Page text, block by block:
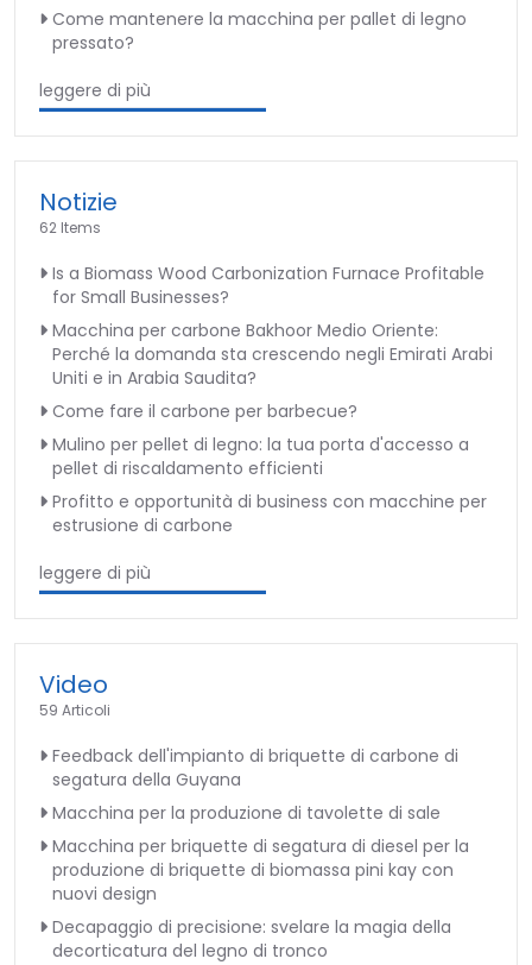
Come mantenere la macchina per pallet di legno
pressato?
leggere di più
Notizie
62 Items
Is a Biomass Wood Carbonization Furnace Profitable
for Small Businesses?
Macchina per carbone Bakhoor Medio Oriente:
Perché la domanda sta crescendo negli Emirati Arabi
Uniti e in Arabia Saudita?
Come fare il carbone per barbecue?
Mulino per pellet di legno: la tua porta d'accesso a
pellet di riscaldamento efficienti
Profitto e opportunità di business con macchine per
estrusione di carbone
leggere di più
Video
59 Articoli
Feedback dell'impianto di briquette di carbone di
segatura della Guyana
Macchina per la produzione di tavolette di sale
Macchina per briquette di segatura di diesel per la
produzione di briquette di biomassa pini kay con
nuovi design
Decapaggio di precisione: svelare la magia della
decorticatura del legno di tronco